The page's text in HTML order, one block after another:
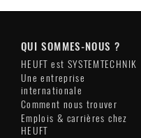
QUI SOMMES-NOUS ?
HEUFT est SYSTEMTECHNIK
Une entreprise
internationale
Comment nous trouver
Emplois & carrières chez
HEUFT